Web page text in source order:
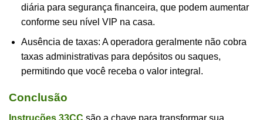
diária para segurança financeira, que podem aumentar
conforme seu nível VIP na casa.
Ausência de taxas: A operadora geralmente não cobra
taxas administrativas para depósitos ou saques,
permitindo que você receba o valor integral.
Conclusão
Instruções 33CC são a chave para transformar sua